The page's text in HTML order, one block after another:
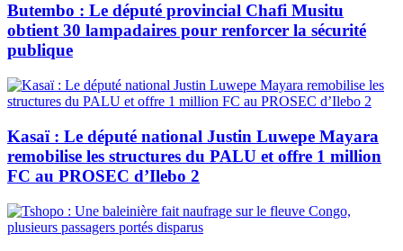
Butembo : Le député provincial Chafi Musitu
obtient 30 lampadaires pour renforcer la sécurité
publique
Kasaï : Le député national Justin Luwepe Mayara
remobilise les structures du PALU et offre 1 million
FC au PROSEC d’Ilebo 2